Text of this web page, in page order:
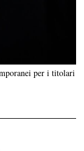
per i titolari